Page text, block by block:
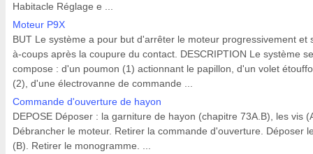
Habitacle Réglage e ...
Moteur P9X
BUT Le système a pour but d'arrêter le moteur progressivement et
à-coups après la coupure du contact. DESCRIPTION Le système se
compose : d'un poumon (1) actionnant le papillon, d'un volet
(2), d'une électrovanne de commande ...
Commande d'ouverture de hayon
DEPOSE Déposer : la garniture de hayon (chapitre 73A.B), les vis
Débrancher le moteur. Retirer la commande d'ouverture. Déposer
(B). Retirer le monogramme. ...